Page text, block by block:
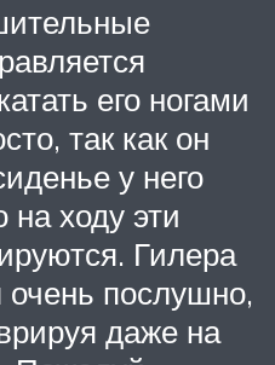
его ногами
так как он
у него
на ходу эти
Гилера
послушно,
даже на